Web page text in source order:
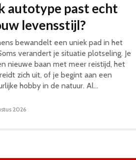
autotype past echt
levensstijl?
bewandelt een uniek pad in het
verandert je situatie plotseling. Je
nieuwe baan met meer reistijd, het
zich uit, of je begint aan een
hobby in de natuur. Al...
2026